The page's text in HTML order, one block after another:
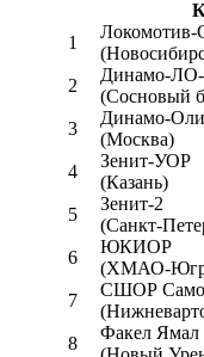
1
2
Динамо-
(Сосновый
3
Динамо-
(Москва)
4
Зенит-УОР
(Казань)
5
Зенит-2
(Санкт-
6
ЮКИОР
(ХМАО-
7
СШОР
8
Факел Ямал